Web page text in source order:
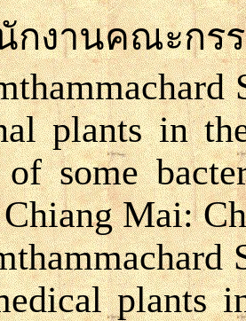
กงานคณะกร
plants in
some
Mai:
plants